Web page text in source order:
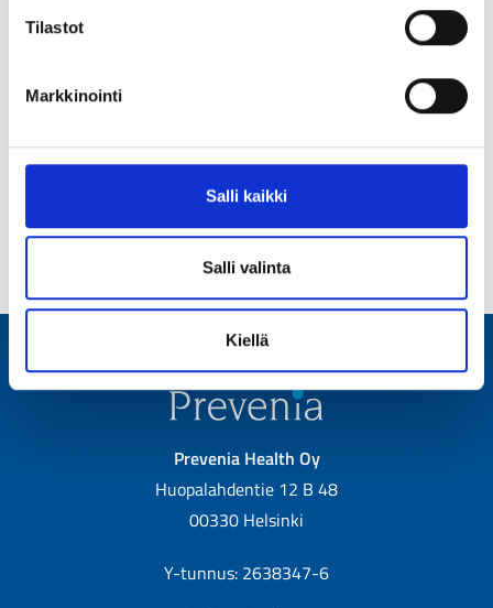
t
Tilastot
Markkinointi
Salli kaikki
Salli valinta
Kiellä
Lähetä
Prevenia Health Oy
Huopalahdentie 12 B 48
00330 Helsinki
Y-tunnus: 2638347-6